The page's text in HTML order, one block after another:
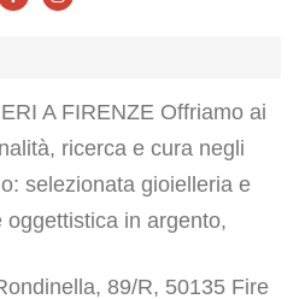
A FIRENZE Offriamo ai
ricerca e cura negli
selezionata gioielleria e
in argento,
89/R, 50135 Fire